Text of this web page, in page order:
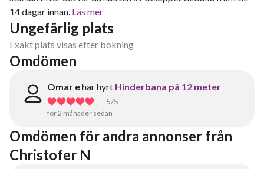
14 dagar innan. Läs mer
Ungefärlig plats
Exakt plats visas efter bokning
Omdömen
Omar ehar hyrt Hinderbana på 12 meter
5/5
för 2 månader sedan
Omdömen för andra annonser från
Christofer N